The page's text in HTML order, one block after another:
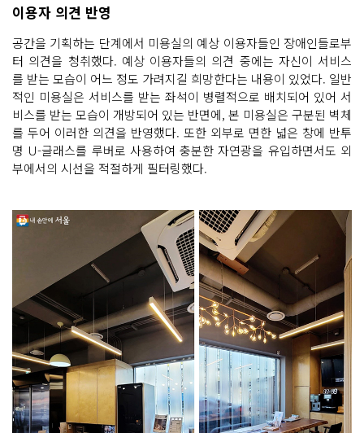
이용자 의견 반영
공간을 기획하는 단계에서 미용실의 예상 이용자들인 장애인들로부
터 의견을 청취했다. 예상 이용자들의 의견 중에는 자신이 서비스
를 받는 모습이 어느 정도 가려지길 희망한다는 내용이 있었다. 일반
적인 미용실은 서비스를 받는 좌석이 병렬적으로 배치되어 있어 서
비스를 받는 모습이 개방되어 있는 반면에, 본 미용실은 구분된 벽체
를 두어 이러한 의견을 반영했다. 또한 외부로 면한 넓은 창에 반투
명 U-글래스를 루버로 사용하여 충분한 자연광을 유입하면서도 외
부에서의 시선을 적절하게 필터링했다.